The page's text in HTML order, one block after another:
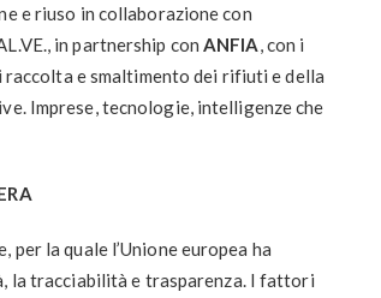
e riuso in collaborazione con
in partnership conANFIA, con i
e smaltimento dei rifiuti e della
Imprese, tecnologie, intelligenze che
la quale l’Unione europea ha
la tracciabilità e trasparenza. I fattori